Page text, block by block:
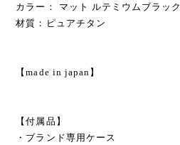
カラー： マット ルテミウムブラック
材質：ピュアチタン
【made in japan】
【付属品】
・ブランド専用ケース